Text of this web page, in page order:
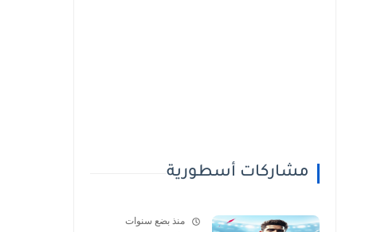
مشاركات أسطورية
منذ بضع سنوات